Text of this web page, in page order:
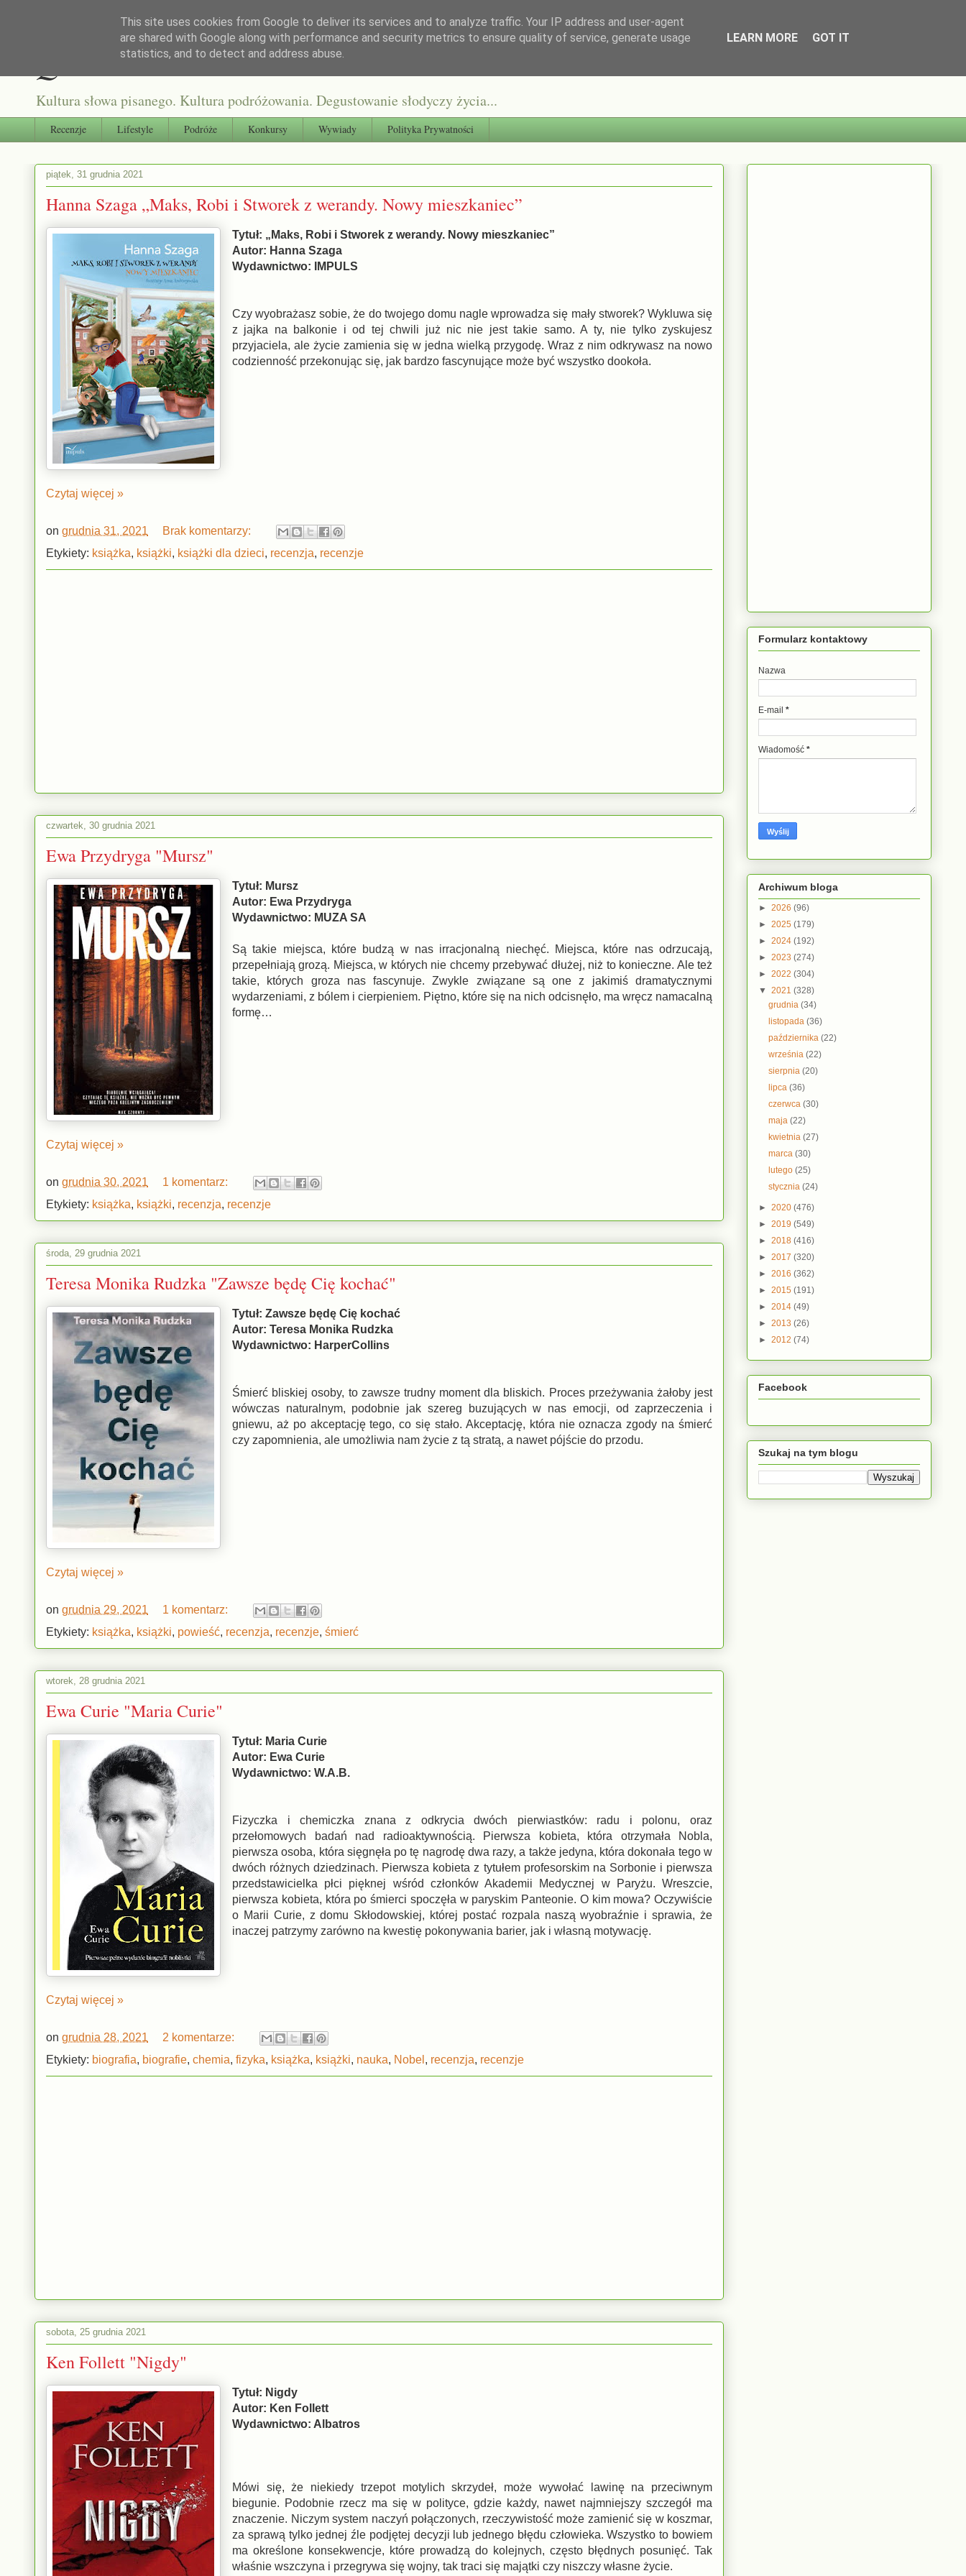
Qultura słowa
Kultura słowa pisanego. Kultura podróżowania. Degustowanie słodyczy życia...
Recenzje Lifestyle Podróże Konkursy Wywiady Polityka Prywatności
piątek, 31 grudnia 2021
Hanna Szaga „Maks, Robi i Stworek z werandy. Nowy mieszkaniec”
Tytuł: „Maks, Robi i Stworek z werandy. Nowy mieszkaniec”
Autor: Hanna Szaga
Wydawnictwo: IMPULS
Czy wyobrażasz sobie, że do twojego domu nagle wprowadza się mały stworek? Wykluwa się
z jajka na balkonie i od tej chwili już nic nie jest takie samo. A ty, nie tylko zyskujesz
przyjaciela, ale życie zamienia się w jedna wielką przygodę. Wraz z nim odkrywasz na nowo
codzienność przekonując się, jak bardzo fascynujące może być wszystko dookoła.
Czytaj więcej »
on grudnia 31, 2021
Brak komentarzy:
Etykiety: książka, książki, książki dla dzieci, recenzja, recenzje
czwartek, 30 grudnia 2021
Ewa Przydryga "Mursz"
Tytuł: Mursz
Autor: Ewa Przydryga
Wydawnictwo: MUZA SA
Są takie miejsca, które budzą w nas irracjonalną niechęć. Miejsca, które nas odrzucają,
przepełniają grozą. Miejsca, w których nie chcemy przebywać dłużej, niż to konieczne. Ale też
takie, których groza nas fascynuje. Zwykle związane są one z jakimiś dramatycznymi
wydarzeniami, z bólem i cierpieniem. Piętno, które się na nich odcisnęło, ma wręcz namacalną
formę…
Czytaj więcej »
on grudnia 30, 2021
1 komentarz:
Etykiety: książka, książki, recenzja, recenzje
środa, 29 grudnia 2021
Teresa Monika Rudzka "Zawsze będę Cię kochać"
Tytuł: Zawsze będę Cię kochać
Autor: Teresa Monika Rudzka
Wydawnictwo: HarperCollins
Śmierć bliskiej osoby, to zawsze trudny moment dla bliskich. Proces przeżywania żałoby jest
wówczas naturalnym, podobnie jak szereg buzujących w nas emocji, od zaprzeczenia i
gniewu, aż po akceptację tego, co się stało. Akceptację, która nie oznacza zgody na śmierć
czy zapomnienia, ale umożliwia nam życie z tą stratą, a nawet pójście do przodu.
Czytaj więcej »
on grudnia 29, 2021
1 komentarz:
Etykiety: książka, książki, powieść, recenzja, recenzje, śmierć
wtorek, 28 grudnia 2021
Ewa Curie "Maria Curie"
Tytuł: Maria Curie
Autor: Ewa Curie
Wydawnictwo: W.A.B.
Fizyczka i chemiczka znana z odkrycia dwóch pierwiastków: radu i polonu, oraz
przełomowych badań nad radioaktywnością. Pierwsza kobieta, która otrzymała Nobla,
pierwsza osoba, która sięgnęła po tę nagrodę dwa razy, a także jedyna, która dokonała tego w
dwóch różnych dziedzinach. Pierwsza kobieta z tytułem profesorskim na Sorbonie i pierwsza
przedstawicielka płci pięknej wśród członków Akademii Medycznej w Paryżu. Wreszcie,
pierwsza kobieta, która po śmierci spoczęła w paryskim Panteonie. O kim mowa? Oczywiście
o Marii Curie, z domu Skłodowskiej, której postać rozpala naszą wyobraźnie i sprawia, że
inaczej patrzymy zarówno na kwestię pokonywania barier, jak i własną motywację.
Czytaj więcej »
on grudnia 28, 2021
2 komentarze:
Etykiety: biografia, biografie, chemia, fizyka, książka, książki, nauka, Nobel , recenzja, recenzje
sobota, 25 grudnia 2021
Ken Follett "Nigdy"
Tytuł: Nigdy
Autor: Ken Follett
Wydawnictwo: Albatros
Mówi się, że niekiedy trzepot motylich skrzydeł, może wywołać lawinę na przeciwnym
biegunie. Podobnie rzecz ma się w polityce, gdzie każdy, nawet najmniejszy szczegół ma
znaczenie. Niczym system naczyń połączonych, rzeczywistość może zamienić się w koszmar,
za sprawą tylko jednej źle podjętej decyzji lub jednego błędu człowieka. Wszystko to bowiem
ma określone konsekwencje, które prowadzą do kolejnych, często błędnych posunięć. Tak
właśnie wszczyna i przegrywa się wojny, tak traci się majątki czy niszczy własne życie.
Formularz kontaktowy
Nazwa
E-mail *
Wiadomość *
Archiwum bloga
► 2026 (96)
► 2025 (179)
► 2024 (192)
► 2023 (274)
► 2022 (304)
▼ 2021 (328)
grudnia(34)
listopada(36)
października(22)
września(22)
sierpnia(20)
lipca(36)
czerwca(30)
maja(22)
kwietnia(27)
marca(30)
lutego(25)
stycznia(24)
► 2020 (476)
► 2019 (549)
► 2018 (416)
► 2017 (320)
► 2016 (362)
► 2015 (191)
► 2014 (49)
► 2013 (26)
► 2012 (74)
Facebook
Szukaj na tym blogu
This site uses cookies from Google to deliver its services and to analyze traffic. Your IP address and user-agent
are shared with Google along with performance and security metrics to ensure quality of service, generate usage
statistics, and to detect and address abuse.
LEARN MORE GOT IT